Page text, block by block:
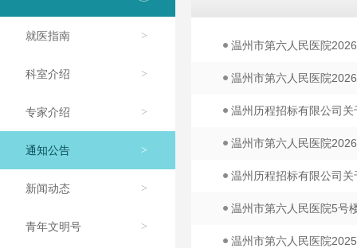
就医指南 >
科室介绍 >
专家介绍 >
通知公告 >
新闻动态 >
青年文明号 >
温州市第六人民医院
温州市第六人民医院
温州历程招标有限公司
温州市第六人民医院
温州历程招标有限公司
温州市第六人民医院5号
温州市第六人民医院